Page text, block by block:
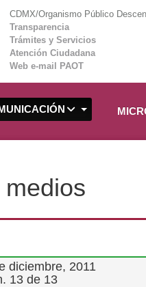
CDMX/Organismo Público
Transparencia
Trámites y Servicios
Atención Ciudadana
Web e-mail PAOT
diciembre, 2011
13 de 13